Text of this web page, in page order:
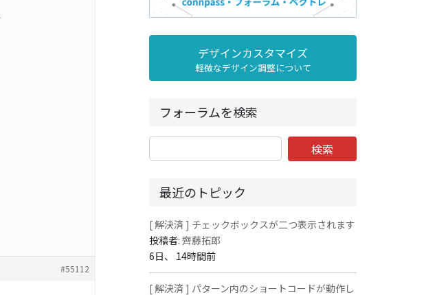
#55112
デザインカスタマイズ
軽微なデザイン調整について
フォーラムを検索
最近のトピック
[ 解決済 ] チェックボックスが二つ表示されます
投稿者:齊藤拓郎
6日、 14時間前
[ 解決済 ] パターン内のショートコードが動作し